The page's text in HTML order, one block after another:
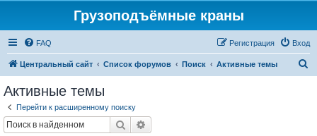
Грузоподъёмные краны
FAQ Вход
Регистрация
Центральный сайт Список форумов Поиск Активные темы
Активные темы
Перейти к расширенному поиску
Поиск